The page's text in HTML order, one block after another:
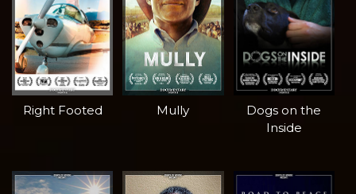
Right Footed Mully
Dogs on the
Inside